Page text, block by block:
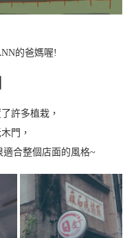
的爸媽喔!
許多植栽，
門，
合整個店面的風格~